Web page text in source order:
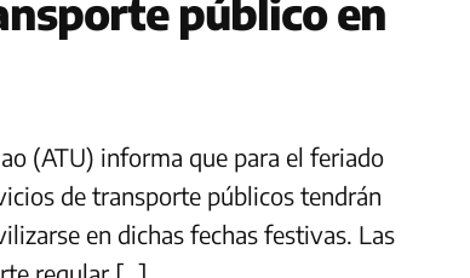
público en
(ATU) informa que para el feriado
de transporte públicos tendrán
en dichas fechas festivas. Las